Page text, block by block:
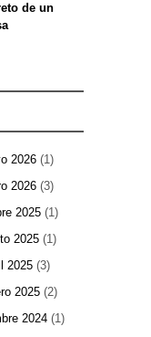
de un
2026(1)
2026(3)
2025 (1)
2025 (1)
2025(3)
2025(2)
2024(1)